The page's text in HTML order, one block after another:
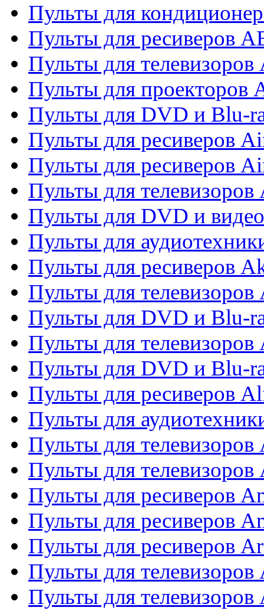
Пульты для
Пульты для ресиверов
Пульты для телевизоров
Пульты для проекторов
Пульты для DVD и Blu-
Пульты для ресиверов
Пульты для ресиверов
Пульты для телевизоров
Пульты для DVD и
Пульты для
Пульты для ресиверов
Пульты для телевизоров
Пульты для DVD и Blu-
Пульты для
Пульты для DVD и Blu-
Пульты для ресиверов
Пульты для
Пульты для
Пульты для
Пульты для ресиверов
Пульты для ресиверов
Пульты для ресиверов
Пульты для
Пульты для телевизоров